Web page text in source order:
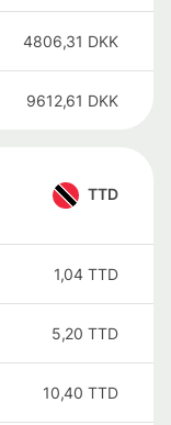
4806,31 DKK
9612,61 DKK
TTD
1,04 TTD
5,20 TTD
10,40 TTD